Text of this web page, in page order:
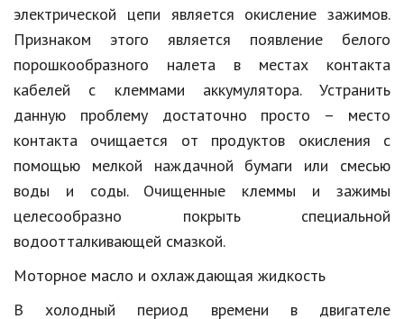
электрической цепи является окисление зажимов.
Признаком этого является появление белого
порошкообразного налета в местах контакта
кабелей с клеммами аккумулятора. Устранить
данную проблему достаточно просто – место
контакта очищается от продуктов окисления с
помощью мелкой наждачной бумаги или смесью
воды и соды. Очищенные клеммы и зажимы
целесообразно покрыть специальной
водоотталкивающей смазкой.
Моторное масло и охлаждающая жидкость
В холодный период времени в двигателе